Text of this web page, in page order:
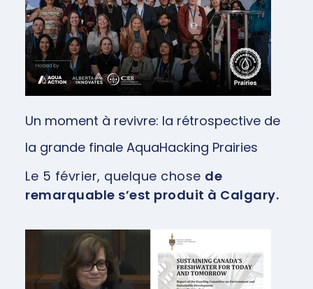
Un moment à revivre: la rétrospective de
la grande finale AquaHacking Prairies
Le 5 février, quelque chose de
remarquable s’est produit à Calgary.